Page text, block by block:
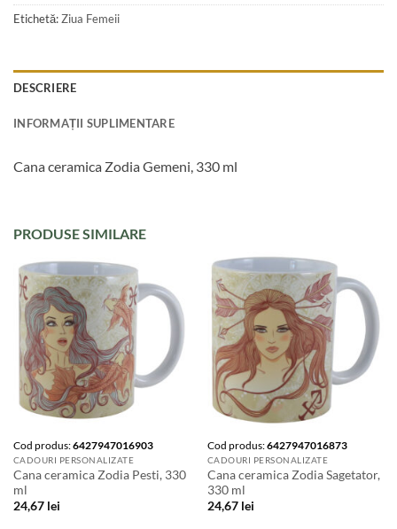
Etichetă:Ziua Femeii
DESCRIERE
INFORMAȚII SUPLIMENTARE
Cana ceramica Zodia Gemeni, 330 ml
PRODUSE SIMILARE
Cod produs:6427947016903
CADOURI PERSONALIZATE
Cana ceramica Zodia Pesti, 330
ml
24,67 lei
Cod produs:6427947016873
CADOURI PERSONALIZATE
Cana ceramica Zodia Sagetator,
330 ml
24,67 lei